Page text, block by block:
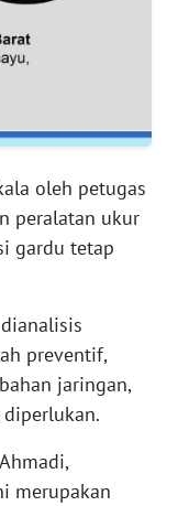
oleh petugas
peralatan ukur
gardu tetap
preventif,
jaringan,
merupakan